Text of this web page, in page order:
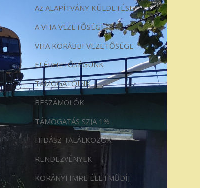
Az ALAPÍTVÁNY KÜLDETÉSE
A VHA VEZETŐSÉGE
VHA KORÁBBI VEZETŐSÉGE
ELÉRHETŐSÉGÜNK
TÁMOGATÓINK
BESZÁMOLÓK
TÁMOGATÁS SZJA 1%
HIDÁSZ TALÁLKOZÓK
RENDEZVÉNYEK
KORÁNYI IMRE ÉLETMŰDÍJ